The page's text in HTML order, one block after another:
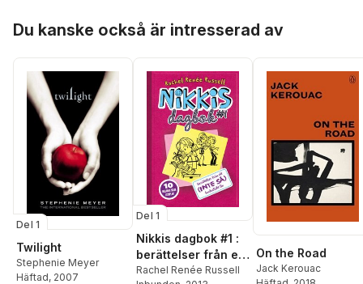
Du kanske också är intresserad av
Del 1
Twilight
Stephenie Meyer
Häftad, 2007
Del 1
Nikkis dagbok #1 :
berättelser från ett
(inte så) fantastiskt
Rachel Renée Russell
On the Road
Jack Kerouac